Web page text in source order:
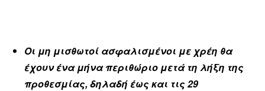
Οι μη μισθωτοί ασφαλισμένοι με χρέη θα
έχουν ένα μήνα περιθώριο μετά τη λήξη της
προθεσμίας, δηλαδή έως και τις 29